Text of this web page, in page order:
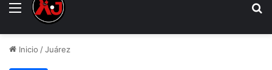
Menu
Inicio /Juárez